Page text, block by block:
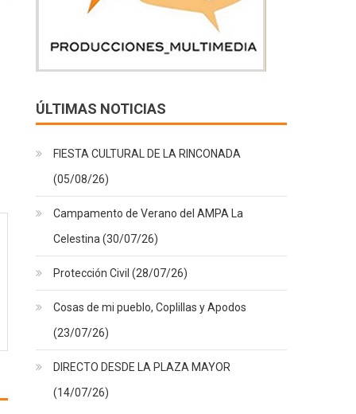
ÚLTIMAS NOTICIAS
FIESTA CULTURAL DE LA RINCONADA
(05/08/26)
Campamento de Verano del AMPA La
Celestina (30/07/26)
Protección Civil (28/07/26)
Cosas de mi pueblo, Coplillas y Apodos
(23/07/26)
DIRECTO DESDE LA PLAZA MAYOR
(14/07/26)